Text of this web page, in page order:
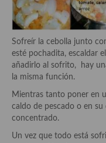
Arroces Y fideuás
Legumbres y cereales
Cuscús
Masas elaboradas con
Plato principal
Sofreír la cebolla junto
esté pochadita, escaldar
añadirlo al sofrito, hay
la misma función.
Mientras tanto poner en
caldo de pescado o en
concentrado.
Un vez que todo está